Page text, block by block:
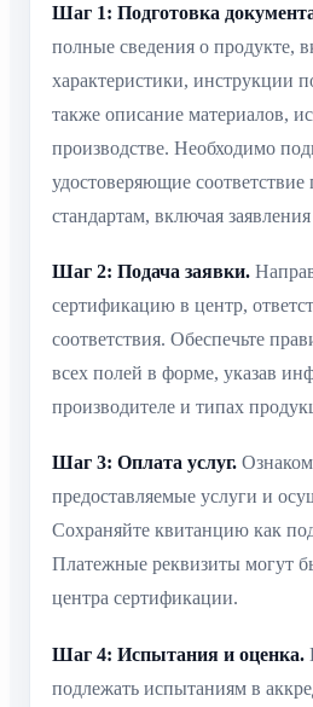
Шаг 1: Подготовка
полные сведения о продукте,
характеристики, инструкции
также описание материалов,
производстве. Необходимо
удостоверяющие
стандартам, включая
Шаг 2: Подача заявки.
сертификацию в центр,
соответствия. Обеспечьте
всех полей в форме, указав
производителе и типах
Шаг 3: Оплата услуг.
предоставляемые услуги и
Сохраняйте квитанцию как
Платежные реквизиты могут
центра сертификации.
Шаг 4: Испытания и оценка.
подлежать испытаниям в